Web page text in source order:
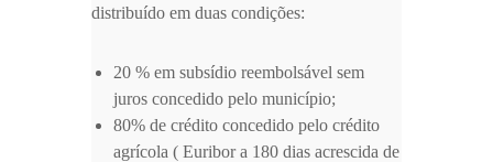
distribuído em duas condições:
20 % em subsídio reembolsável sem
juros concedido pelo município;
80% de crédito concedido pelo crédito
agrícola ( Euribor a 180 dias acrescida de